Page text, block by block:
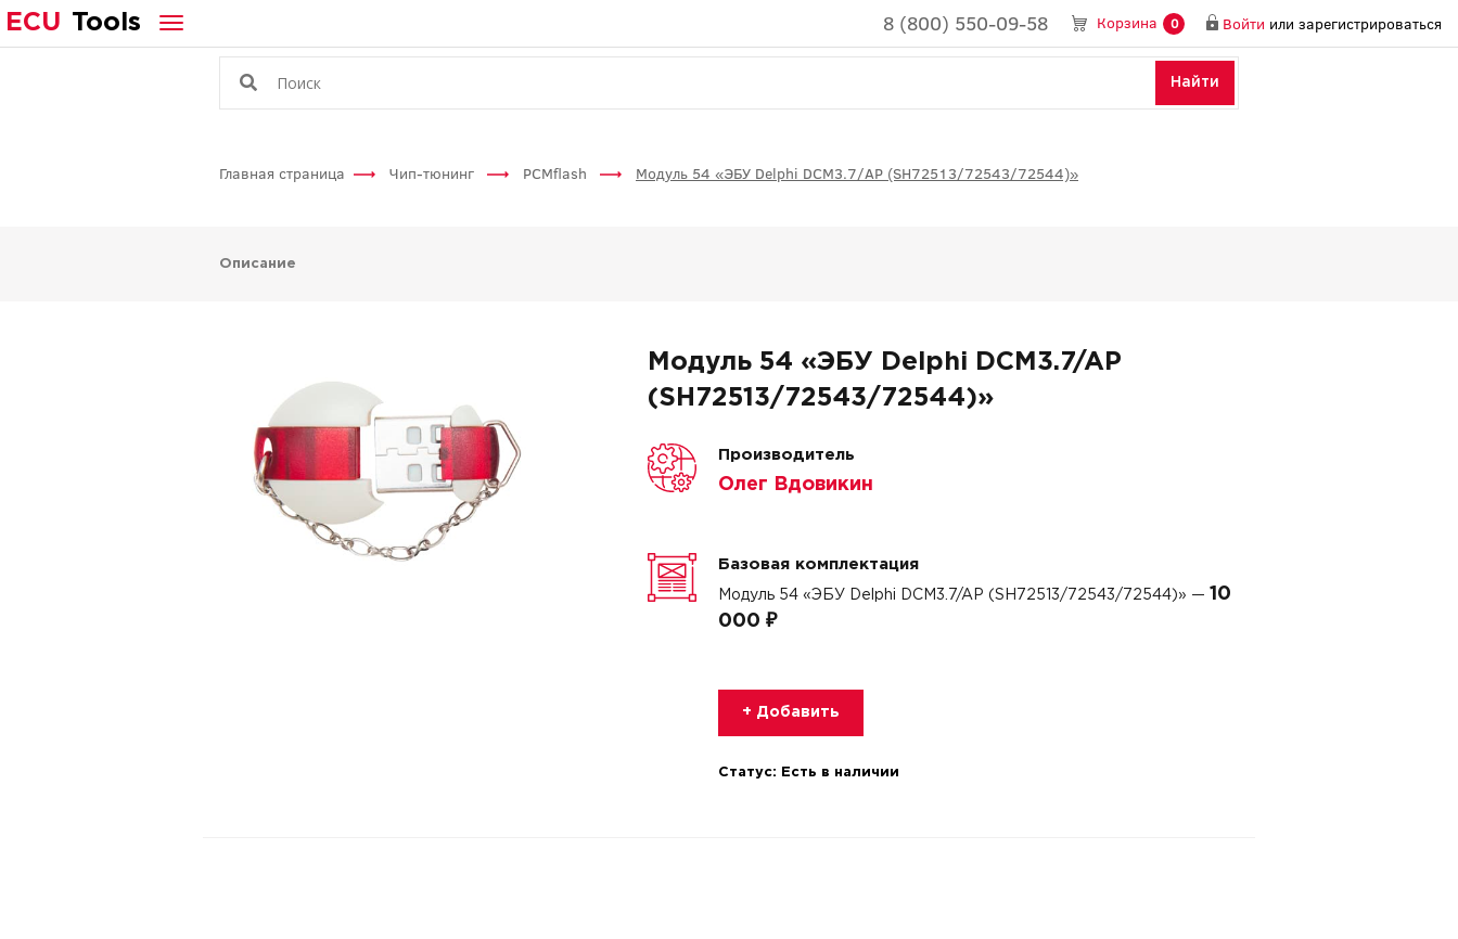
ECU Tools 8 (800) 550-09-58 Корзина 0 Войти или зарегистрироваться
Найти
Главная страница Чип-тюнинг PCMflash Модуль 54 «ЭБУ Delphi DCM3.7/AP (SH72513/72543/72544)»
Описание
Модуль 54 «ЭБУ Delphi DCM3.7/AP
(SH72513/72543/72544)»
Производитель
Олег Вдовикин
Базовая комплектация
Модуль 54 «ЭБУ Delphi DCM3.7/AP (SH72513/72543/72544)» — 10
000 ₽
+ Добавить
Статус: Есть в наличии